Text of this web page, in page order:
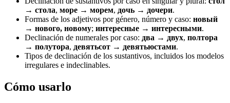
→ стола, море → морем, дочь → дочери.
Formas de los adjetivos por género, número y caso: новый
→ нового, новому; интересные → интересными.
Declinación de numerales por caso: два → двух, полтора
→ полутора, девятьсот → девятьюстами.
Tipos de declinación de los sustantivos, incluidos los modelos
irregulares e indeclinables.
Cómo usarlo